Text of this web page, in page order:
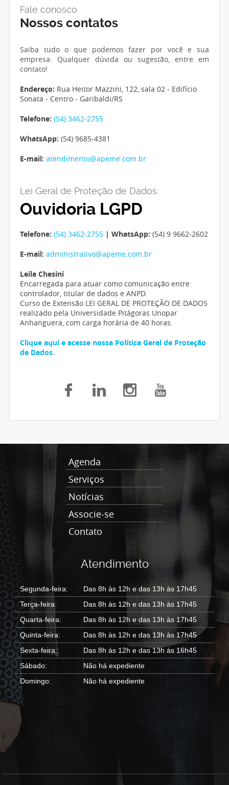
Fale conosco
Nossos contatos
Saiba tudo o que podemos fazer por você e sua
empresa. Qualquer dúvida ou sugestão, entre em
contato!
Endereço: Rua Heitor Mazzini, 122, sala 02 - Edifício
Sonata - Centro - Garibaldi/RS
Telefone: (54) 3462-2755
WhatsApp: (54) 9685-4381
E-mail: atendimento@apeme.com.br
Lei Geral de Proteção de Dados:
Ouvidoria LGPD
Telefone: (54) 3462-2755 | WhatsApp: (54) 9 9662-2602
E-mail: administrativo@apeme.com.br
Leila Chesini
Encarregada para atuar como comunicação entre
controlador, titular de dados e ANPD.
Curso de Extensão LEI GERAL DE PROTEÇÃO DE DADOS
realizado pela Universidade Pitágoras Unopar
Anhanguera, com carga horária de 40 horas.
Clique aqui e acesse nossa Política Geral de Proteção
de Dados.
Agenda
Serviços
Notícias
Associe-se
Contato
Atendimento
Segunda-feira:
Das 8h às 12h e das 13h às 17h45
Terça-feira:
Das 8h às 12h e das 13h às 17h45
Quarta-feira:
Das 8h às 12h e das 13h às 17h45
Quinta-feira:
Das 8h às 12h e das 13h às 17h45
Sexta-feira:
Das 8h às 12h e das 13h às 16h45
Sábado:
Não há expediente
Domingo:
Não há expediente